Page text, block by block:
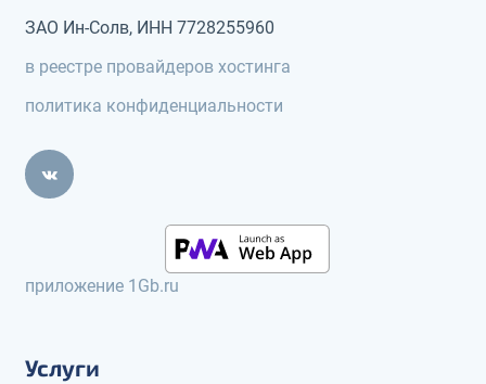
ЗАО Ин-Солв, ИНН 7728255960
в реестре провайдеров хостинга
политика конфиденциальности
приложение 1Gb.ru
Услуги